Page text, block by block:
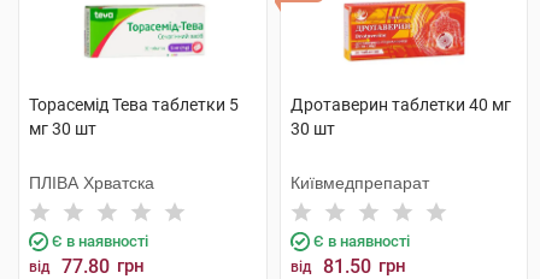
Торасемід Тева таблетки 5
мг 30 шт
ПЛІВА Хрватска
Є в наявності
від 77.80 грн
Дротаверин таблетки 40 мг
30 шт
Київмедпрепарат
Є в наявності
від 81.50 грн